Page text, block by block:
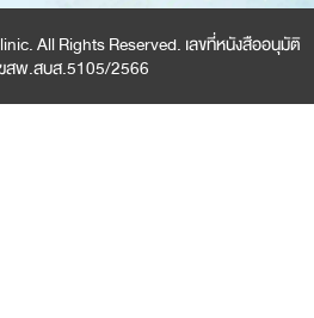
All Rights Reserved. เลขที่หนังสืออนุมัติ
สพ.สบส.5105/2566